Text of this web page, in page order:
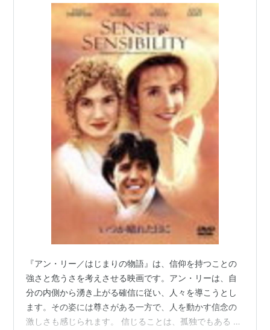
『アン・リー／はじまりの物語』は、信仰を持つことの
強さと危うさを考えさせる映画です。アン・リーは、自
分の内側から湧き上がる確信に従い、人々を導こうとし
ます。その姿には尊さがある一方で、人を動かす信念の
激しさも感じられます。 信じることは、孤独でもある 誰